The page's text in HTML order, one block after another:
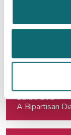
KI für die
22.10.2024
A Bipartisan